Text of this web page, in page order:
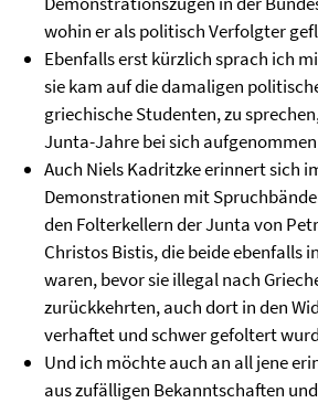
wohin er als politisch Verfolgter
Ebenfalls erst kürzlich sprach ich
sie kam auf die damaligen
griechische Studenten, zu
Junta-Jahre bei sich
Auch Niels Kadritzke erinnert sich
Demonstrationen mit
den Folterkellern der Junta von
Christos Bistis, die beide ebenfalls
waren, bevor sie illegal nach
zurückkehrten, auch dort in den
verhaftet und schwer gefoltert
Und ich möchte auch an all jene
aus zufälligen Bekanntschaften